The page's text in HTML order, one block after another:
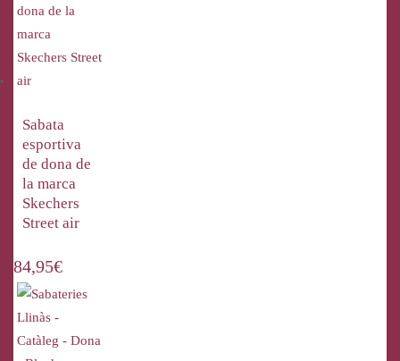
Sabata
esportiva
de dona de
la marca
Skechers
Street air
84,95€